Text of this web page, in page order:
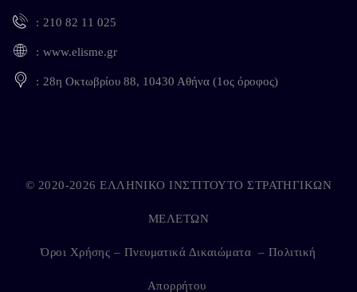
210 82 11 025
www.elisme.gr
28η Οκτωβρίου 88, 10430 Αθήνα (1ος όροφος)
© 2020-2026 ΕΛΛΗΝΙΚΟ ΙΝΣΤΙΤΟΥΤΟ ΣΤΡΑΤΗΓΙΚΩΝ
ΜΕΛΕΤΩΝ
Όροι Χρήσης – Πνευματικά Δικαιώματα – Πολιτική
Απορρήτου